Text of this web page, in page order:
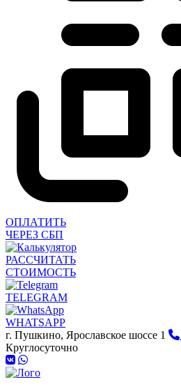
ОПЛАТИТЬ
ЧЕРЕЗ СБП
РАССЧИТАТЬ
СТОИМОСТЬ
TELEGRAM
WHATSAPP
г. Пушкино, Ярославское шоссе 1
Круглосуточно